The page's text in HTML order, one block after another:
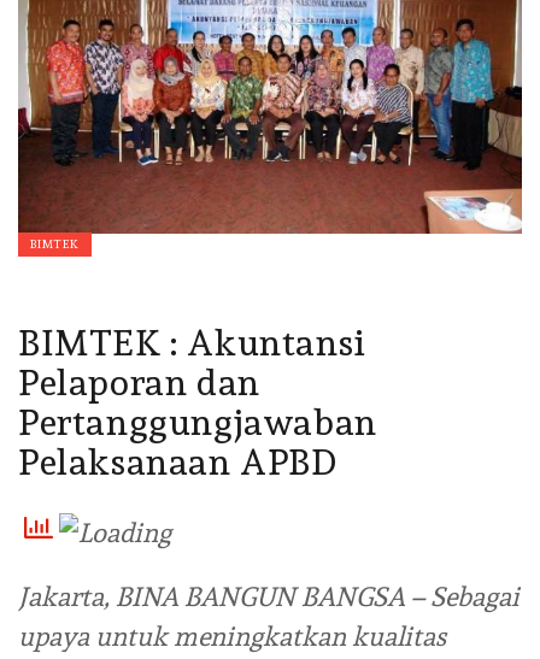
BIMTEK
BIMTEK : Akuntansi
Pelaporan dan
Pertanggungjawaban
Pelaksanaan APBD
Jakarta, BINA BANGUN BANGSA – Sebagai
upaya untuk meningkatkan kualitas